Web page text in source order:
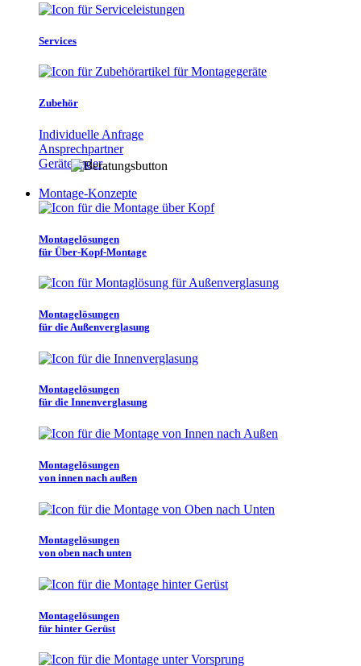
Services
Zubehör
Individuelle Anfrage
Ansprechpartner
Gerätefinder
Montage-Konzepte
Montagelösungen
für Über-Kopf-Montage
Montagelösungen
für die Außenverglasung
Montagelösungen
für die Innenverglasung
Montagelösungen
von innen nach außen
Montagelösungen
von oben nach unten
Montagelösungen
für hinter Gerüst